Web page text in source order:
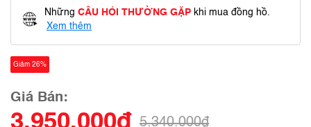
Những CÂU HỎI THƯỜNG GẶP khi mua đồng hồ.
Xem thêm
Giảm 26%
Giá Bán:
5.340.000₫